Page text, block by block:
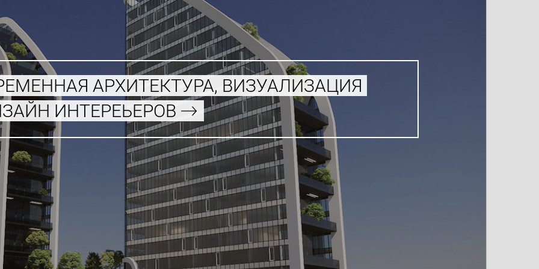
АРХИТЕКТУРА, ВИЗУАЛИЗАЦИЯ
ИНТЕРЕЬЕРОВ